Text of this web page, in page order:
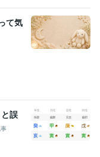
年2月 ~ 2018年6月 2
月 ~ 現在
得年 : 2021年
て気
誤